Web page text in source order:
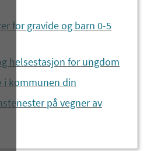
for gravide og barn 0-5
helsestasjon for ungdom
i kommunen din
på vegner av